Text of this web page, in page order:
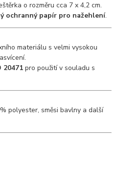
o rozměru cca 7 x 4,2 cm.
ochranný papír pro nažehlení.
materiálu s velmi vysokou
20471 pro použití v souladu s
polyester, směsi bavlny a další